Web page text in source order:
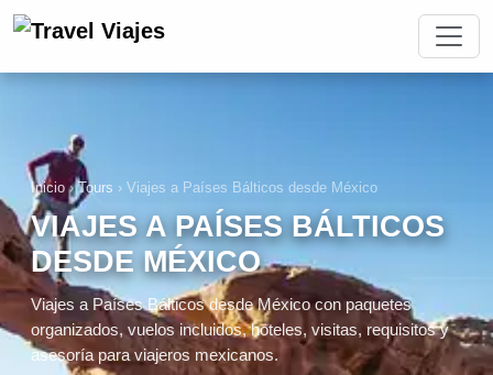
Inicio ›Tours › Viajes a Países Bálticos desde México
VIAJES A PAÍSES BÁLTICOS
DESDE MÉXICO
Viajes a Países Bálticos desde México con paquetes
organizados, vuelos incluidos, hoteles, visitas, requisitos y
asesoría para viajeros mexicanos.